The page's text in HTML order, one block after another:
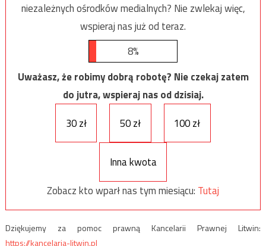
niezależnych ośrodków medialnych? Nie zwlekaj więc,
wspieraj nas już od teraz.
8%
Uważasz, że robimy dobrą robotę? Nie czekaj zatem
do jutra, wspieraj nas od dzisiaj.
30 zł
50 zł 100 zł
Inna kwota
Zobacz kto wparł nas tym miesiącu: Tutaj
Dziękujemy za pomoc prawną Kancelarii Prawnej Litwin:
https://kancelaria-litwin.pl